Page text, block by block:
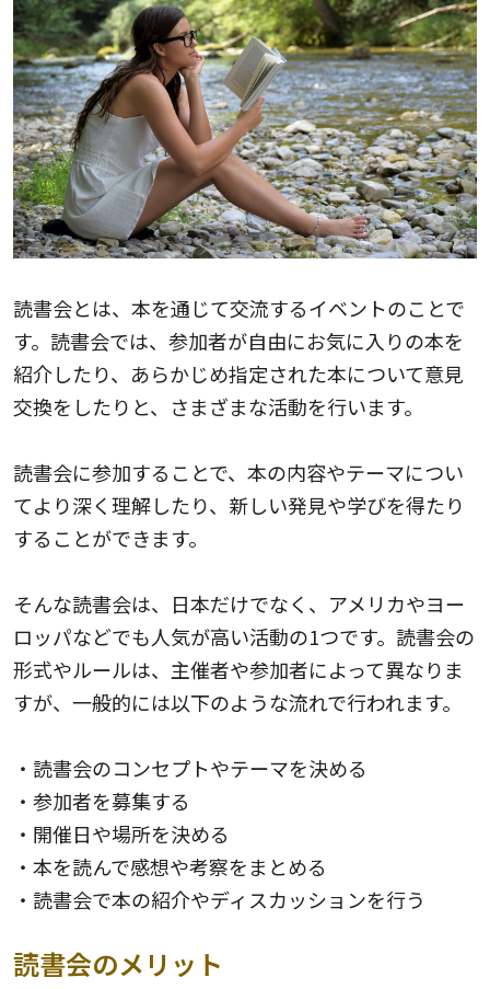
読書会とは、本を通じて交流するイベントのことで
す。読書会では、参加者が自由にお気に入りの本を
紹介したり、あらかじめ指定された本について意見
交換をしたりと、さまざまな活動を行います。
読書会に参加することで、本の内容やテーマについ
てより深く理解したり、新しい発見や学びを得たり
することができます。
そんな読書会は、日本だけでなく、アメリカやヨー
ロッパなどでも人気が高い活動の1つです。読書会の
形式やルールは、主催者や参加者によって異なりま
すが、一般的には以下のような流れで行われます。
・読書会のコンセプトやテーマを決める
・参加者を募集する
・開催日や場所を決める
・本を読んで感想や考察をまとめる
・読書会で本の紹介やディスカッションを行う
読書会のメリット